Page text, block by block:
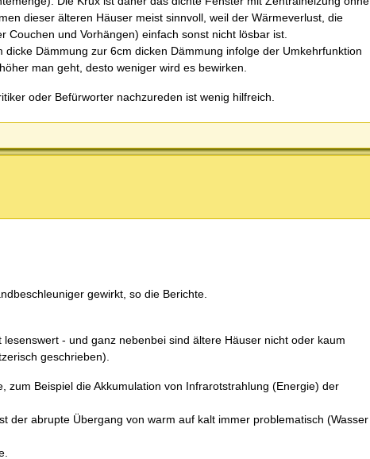
dieser älteren Häuser meist sinnvoll, weil der Wärmeverlust, die
und Vorhängen) einfach sonst nicht lösbar ist.
Dämmung zur 6cm dicken Dämmung infolge der Umkehrfunktion
man geht, desto weniger wird es bewirken.
oder Befürworter nachzureden ist wenig hilfreich.
gewirkt, so die Berichte.
- und ganz nebenbei sind ältere Häuser nicht oder kaum
geschrieben).
Beispiel die Akkumulation von Infrarotstrahlung (Energie) der
der abrupte Übergang von warm auf kalt immer problematisch (Wasser